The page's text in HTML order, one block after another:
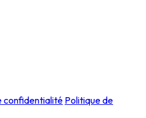
confidentialité Politique de